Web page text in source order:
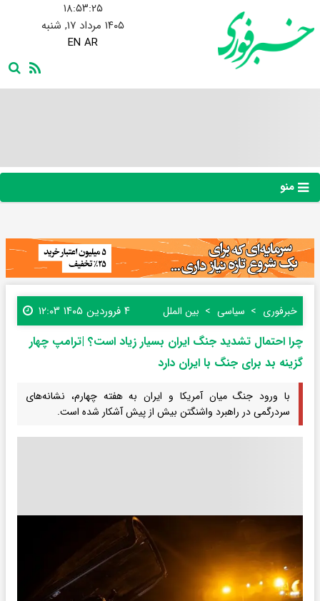
۱۸:۵۳:۲۶
۱۴۰۵ مرداد ۱۷, شنبه
EN AR
منو
خبرفوری سیاسی بین الملل ۴ فروردین ۱۴۰۵ ۱۲:۰۳
چرا احتمال تشدید جنگ ایران بسیار زیاد است؟ |ترامپ چهار
گزینه بد برای جنگ با ایران دارد
با ورود جنگ میان آمریکا و ایران به هفته چهارم، نشانه‌های
سردرگمی در راهبرد واشنگتن بیش از پیش آشکار شده است.